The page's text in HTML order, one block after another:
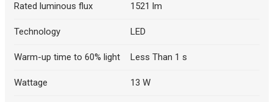
Rated luminous flux 1521 lm
Technology LED
Warm-up time to 60% light Less Than 1 s
Wattage 13 W